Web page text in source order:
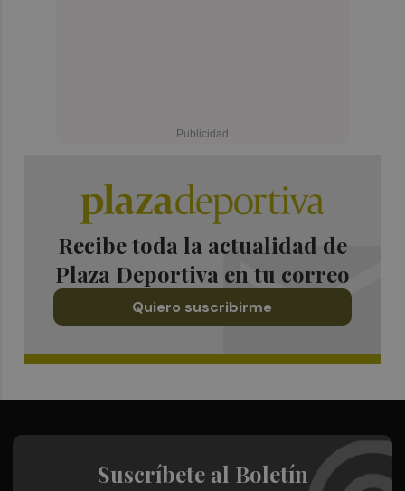
Recibe toda la actualidad de
Plaza Deportiva en tu correo
Quiero suscribirme
Suscríbete al Boletín